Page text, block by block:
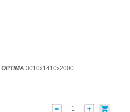
OPTIMA 3010x1410x2000